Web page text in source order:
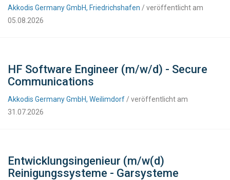
Akkodis Germany GmbH, Friedrichshafen / veröffentlicht am
05.08.2026
HF Software Engineer (m/w/d) - Secure
Communications
Akkodis Germany GmbH, Weilimdorf / veröffentlicht am
31.07.2026
Entwicklungsingenieur (m/w(d)
Reinigungssysteme - Garsysteme